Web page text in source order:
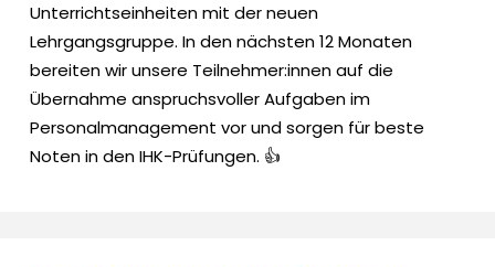
Unterrichtseinheiten mit der neuen
Lehrgangsgruppe. In den nächsten 12 Monaten
bereiten wir unsere Teilnehmer:innen auf die
Übernahme anspruchsvoller Aufgaben im
Personalmanagement vor und sorgen für beste
Noten in den IHK-Prüfungen. 👍